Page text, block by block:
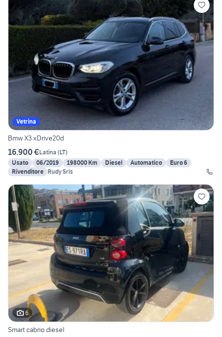
Vetrina
Bmw X3 xDrive20d
16.900 €Latina (LT)
Usato
06/2019 198000 Km Diesel Automatico
Euro 6
Rivenditore Rudy Srls
6
Smart cabrio diesel